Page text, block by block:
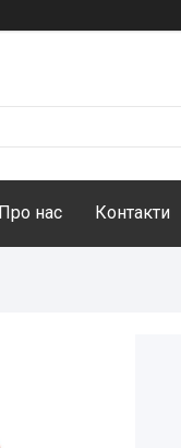
Про нас Контакти